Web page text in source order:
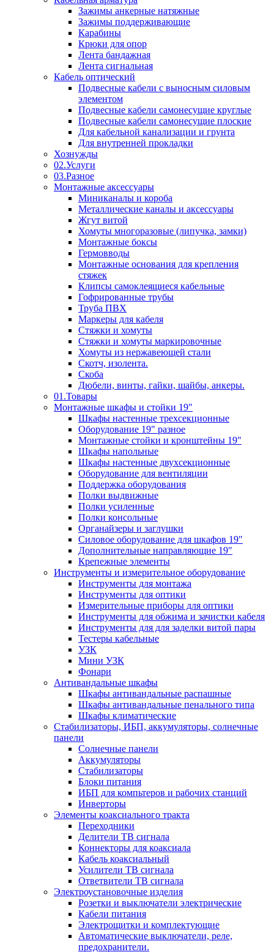
Зажимы анкерные натяжные
Зажимы поддерживающие
Карабины
Крюки для опор
Лента бандажная
Лента сигнальная
Кабель оптический
Подвесные кабели с выносным силовым
элементом
Подвесные кабели самонесущие круглые
Подвесные кабели самонесущие плоские
Для кабельной канализации и грунта
Для внутренней прокладки
Хознужды
02.Услуги
03.Разное
Монтажные аксессуары
Миниканалы и короба
Металлические каналы и аксессуары
Жгут витой
Хомуты многоразовые (липучка, замки)
Монтажные боксы
Гермовводы
Монтажные основания для крепления
стяжек
Клипсы самоклеящиеся кабельные
Гофрированные трубы
Труба ПВХ
Маркеры для кабеля
Стяжки и хомуты
Стяжки и хомуты маркировочные
Хомуты из нержавеющей стали
Скотч, изолента.
Скоба
Дюбели, винты, гайки, шайбы, анкеры.
01.Товары
Монтажные шкафы и стойки 19"
Шкафы настенные трехсекционные
Оборудование 19" разное
Монтажные стойки и кронштейны 19"
Шкафы напольные
Шкафы настенные двухсекционные
Оборудование для вентиляции
Поддержка оборудования
Полки выдвижные
Полки усиленные
Полки консольные
Органайзеры и заглушки
Силовое оборудование для шкафов 19"
Дополнительные направляющие 19"
Крепежные элементы
Инструменты и измерительное оборудование
Инструменты для монтажа
Инструменты для оптики
Измерительные приборы для оптики
Инструменты для обжима и зачистки кабеля
Инструменты для для заделки витой пары
Тестеры кабельные
УЗК
Мини УЗК
Фонари
Антивандальные шкафы
Шкафы антивандальные распашные
Шкафы антивандальные пенального типа
Шкафы климатические
Стабилизаторы, ИБП, аккумуляторы, солнечные
панели
Солнечные панели
Аккумуляторы
Стабилизаторы
Блоки питания
ИБП для компьтеров и рабочих станций
Инверторы
Элементы коаксиального тракта
Переходники
Делители ТВ сигнала
Коннекторы для коаксиала
Кабель коаксиальный
Усилители ТВ сигнала
Ответвители ТВ сигнала
Электроустановочные изделия
Розетки и выключатели электрические
Кабели питания
Электрощитки и комплектующие
Автоматические выключатели, реле,
предохранители.